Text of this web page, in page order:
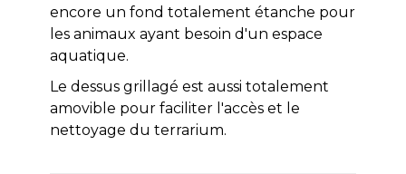
encore un fond totalement étanche pour
les animaux ayant besoin d'un espace
aquatique.
Le dessus grillagé est aussi totalement
amovible pour faciliter l'accès et le
nettoyage du terrarium.